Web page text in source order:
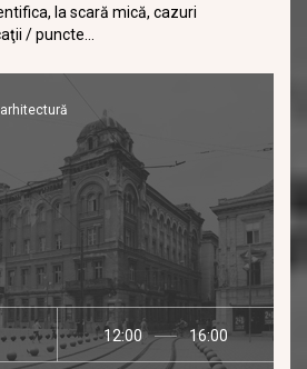
la scară mică, cazuri
/ puncte...
12:00 16:00